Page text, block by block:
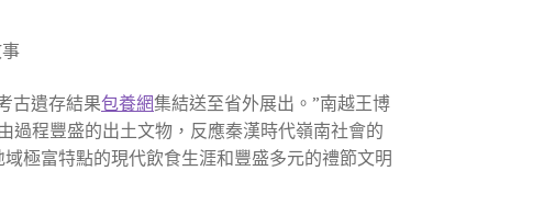
古遺存結果包養網集結送至省外展出。”南越王博
過程豐盛的出土文物，反應秦漢時代嶺南社會的
極富特點的現代飲食生涯和豐盛多元的禮節文明